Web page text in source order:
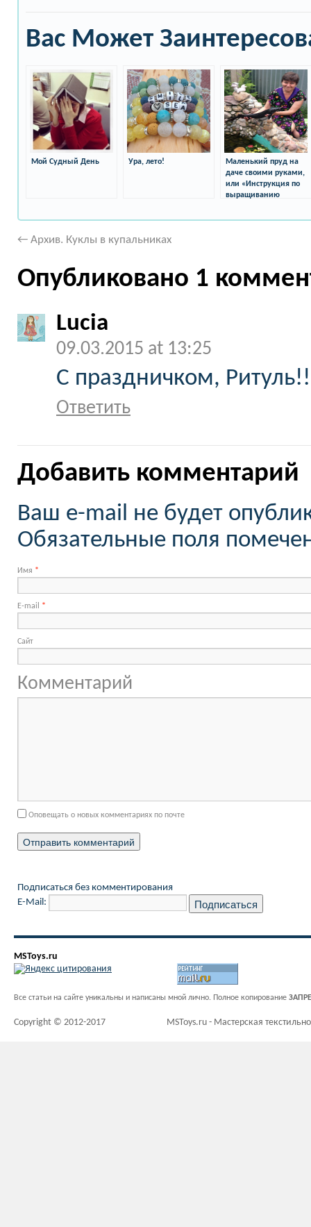
Вас Может
Мой Судный День Ура, лето!
Маленький пруд на
даче своими руками,
или «Инструкция по
выращиванию
← Архив. Куклы в купальниках
Опубликовано 1
Lucia
09.03.2015 at 13:25
C праздничком,
Ответить
Добавить комментарий
Ваш e-mail не будет
Обязательные поля
Имя *
E-mail *
Сайт
Комментарий
Оповещать о новых комментариях по почте
Подписаться без комментирования
E-Mail:
MSToys.ru
Все статьи на сайте уникальны и написаны мной лично. Полное копирование
MSToys.ru - Мастерская
Copyright © 2012-2017